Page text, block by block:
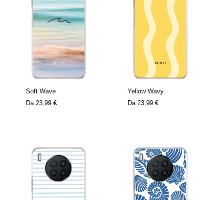
Soft Wave
Da 23,99 €
Yellow Wavy
Da 23,99 €